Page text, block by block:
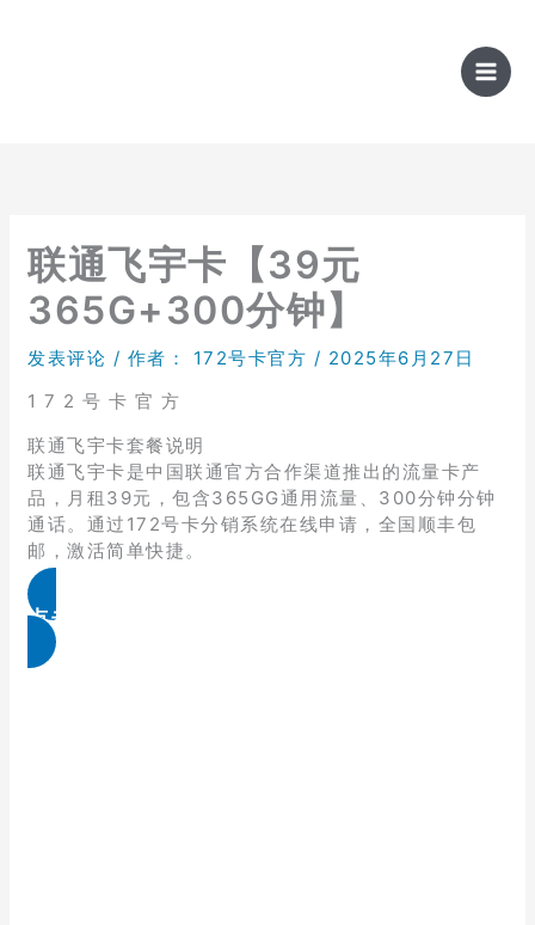
联通飞宇卡【39元
365G+300分钟】
发表评论 / 作者： 172号卡官方 / 2025年6月27日
1 7 2 号 卡 官 方
联通飞宇卡套餐说明
联通飞宇卡是中国联通官方合作渠道推出的流量卡产
品，月租39元，包含365GG通用流量、300分钟分钟
通话。通过172号卡分销系统在线申请，全国顺丰包
邮，激活简单快捷。
点击免费领取